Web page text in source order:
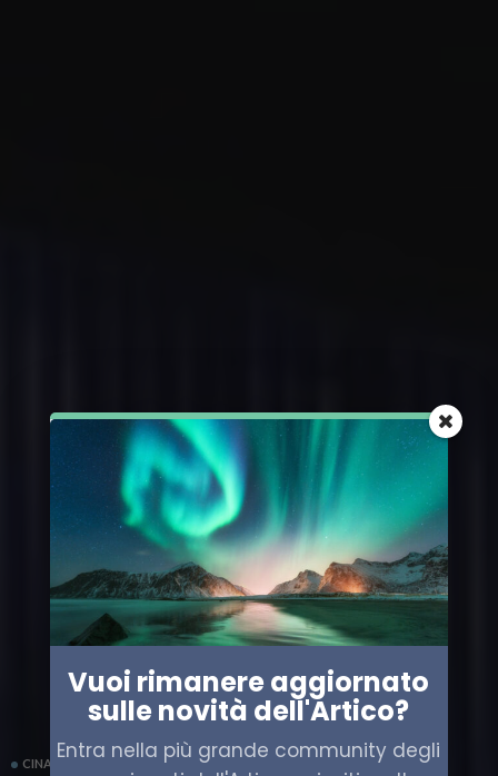
CINA SCIENZA
Vuoi rimanere aggiornato
sulle novità dell'Artico?
Entra nella più grande community degli